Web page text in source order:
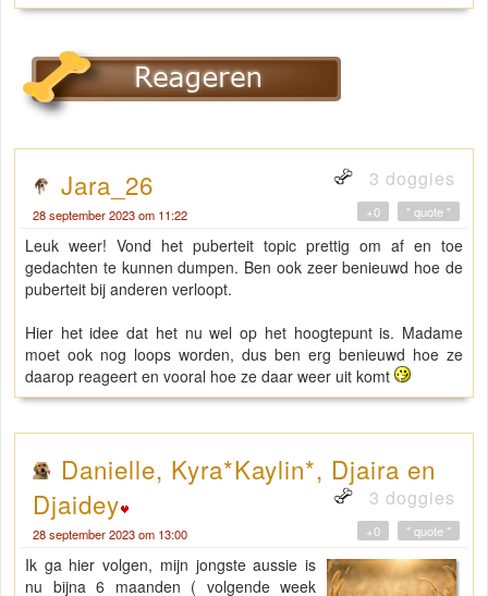
Jara_26 3 doggies
28 september 2023 om 11:22 " quote "
+0
Leuk weer! Vond het puberteit topic prettig om af en toe
gedachten te kunnen dumpen. Ben ook zeer benieuwd hoe de
puberteit bij anderen verloopt.
Hier het idee dat het nu wel op het hoogtepunt is. Madame
moet ook nog loops worden, dus ben erg benieuwd hoe ze
daarop reageert en vooral hoe ze daar weer uit komt
Danielle, Kyra*Kaylin*, Djaira en
Djaidey
3 doggies
28 september 2023 om 13:00 " quote "
+0
Ik ga hier volgen, mijn jongste aussie is
nu bijna 6 maanden ( volgende week